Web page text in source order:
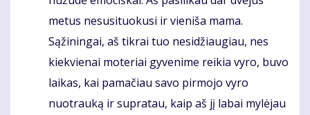
metus nesusituokusi ir vieniša mama.
Sąžiningai, aš tikrai tuo nesidžiaugiau, nes
kiekvienai moteriai gyvenime reikia vyro, buvo
laikas, kai pamačiau savo pirmojo vyro
nuotrauką ir supratau, kaip aš jį labai mylėjau